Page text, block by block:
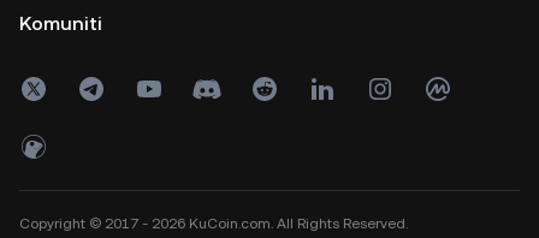
Komuniti
Copyright © 2017 - 2026 KuCoin.com. All Rights Reserved.